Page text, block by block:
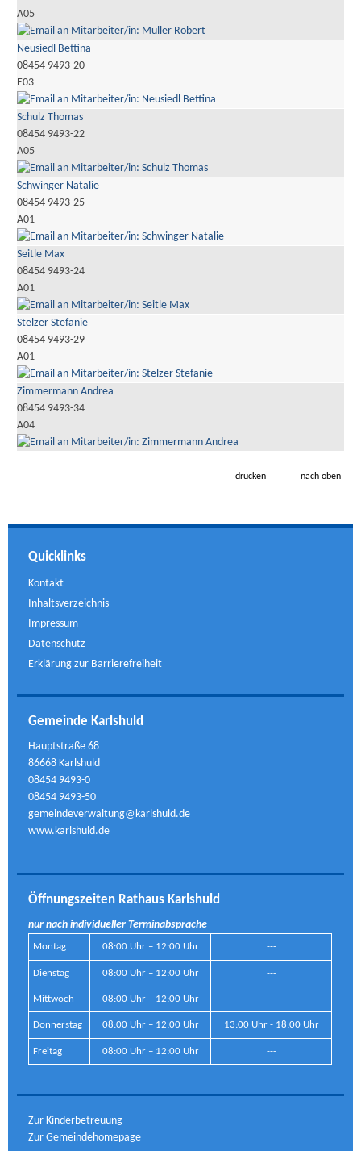
A05
Neusiedl Bettina
08454 9493-20
E03
Schulz Thomas
08454 9493-22
A05
Schwinger Natalie
08454 9493-25
A01
Seitle Max
08454 9493-24
A01
Stelzer Stefanie
08454 9493-29
A01
Zimmermann Andrea
08454 9493-34
A04
drucken nach oben
Quicklinks
Kontakt
Inhaltsverzeichnis
Impressum
Datenschutz
Erklärung zur Barrierefreiheit
Gemeinde Karlshuld
Hauptstraße 68
86668 Karlshuld
08454 9493-0
08454 9493-50
gemeindeverwaltung@karlshuld.de
www.karlshuld.de
Öffnungszeiten Rathaus Karlshuld
nur nach individueller Terminabsprache
Montag 08:00 Uhr – 12:00 Uhr ---
Dienstag 08:00 Uhr – 12:00 Uhr ---
Mittwoch 08:00 Uhr – 12:00 Uhr ---
Donnerstag 08:00 Uhr – 12:00 Uhr 13:00 Uhr - 18:00 Uhr
Freitag 08:00 Uhr – 12:00 Uhr ---
Zur Kinderbetreuung
Zur Gemeindehomepage